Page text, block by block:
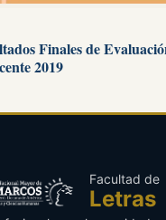
Finales de
2019
Facultad de
Letras